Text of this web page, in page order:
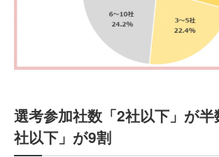
選考参加社数「2社以下」が
社以下」が9割